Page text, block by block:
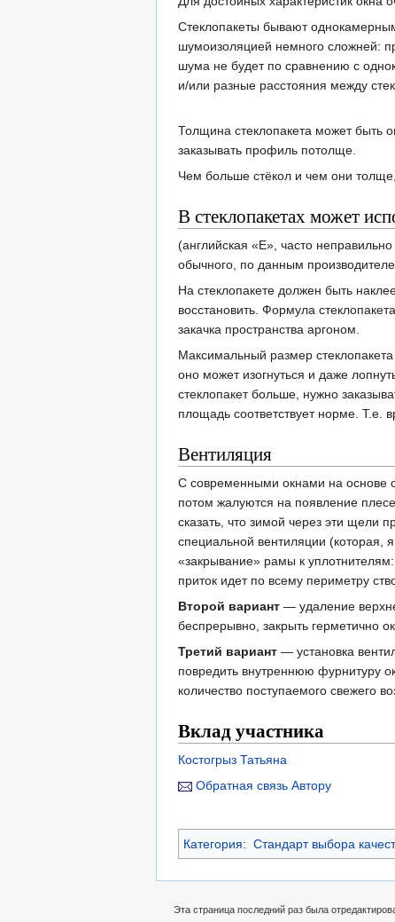
Стеклопакеты бывают
шумоизоляцией немного сложней:
шума не будет по сравнению с
и/или разные расстояния между
Толщина стеклопакета может быть
заказывать профиль потолще.
Чем больше стёкол и чем они толще,
В стеклопакетах может
(английская «E», часто
обычного, по данным
На стеклопакете должен быть
восстановить. Формула
закачка пространства аргоном.
Максимальный размер
оно может изогнуться и даже
стеклопакет больше, нужно
площадь соответствует норме. Т.е.
Вентиляция
С современными окнами на основе
потом жалуются на появление
сказать, что зимой через эти щели
специальной вентиляции (которая,
«закрывание» рамы к
приток идет по всему периметру
Второй вариант — удаление
беспрерывно, закрыть герметично
Третий вариант — установка
повредить внутреннюю фурнитуру
количество поступаемого свежего
Вклад участника
Костогрыз Татьяна
Обратная связь Автору
Категория: Стандарт выбора
Эта страница последний раз была